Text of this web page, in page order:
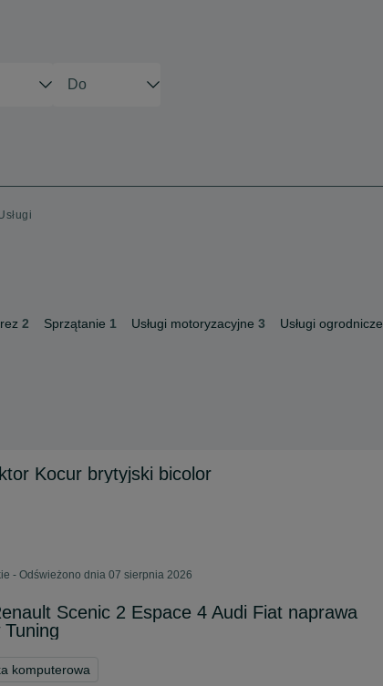
2 Sprzątanie 1 Usługi motoryzacyjne 3 Usługi ogrodnicze
Kocur brytyjski bicolor
- Odświeżono dnia 07 sierpnia 2026
Scenic 2 Espace 4 Audi Fiat naprawa
Tuning
komputerowa